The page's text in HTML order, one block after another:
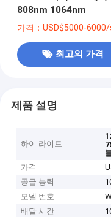
808nm 1064nm
가격：USD$5000-
최고의 가격
제품 설명
하이 라이트
가격
공급 능력
모델 번호
배달 시간